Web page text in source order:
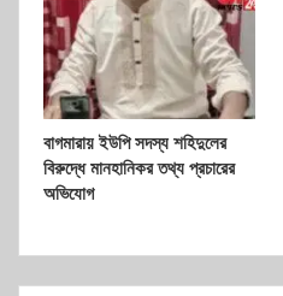
বাগমারায় ইউপি সদস্য শহিদুলের
বিরুদ্ধে মানহানিকর তথ্য প্রচারের
অভিযোগ